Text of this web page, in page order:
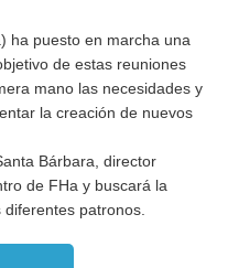
ha puesto en marcha una
de estas reuniones
mano las necesidades y
la creación de nuevos
Bárbara, director
de FHa y buscará la
patronos.